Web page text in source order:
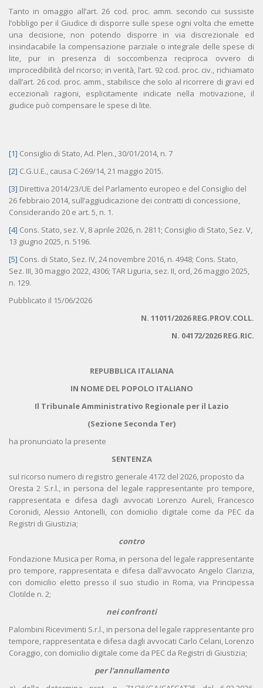
Tanto in omaggio all’art. 26 cod. proc. amm. secondo cui sussiste
l’obbligo per il Giudice di disporre sulle spese ogni volta che emette
una decisione, non potendo disporre in via discrezionale ed
insindacabile la compensazione parziale o integrale delle spese di
lite, pur in presenza di soccombenza reciproca ovvero di
improcedibilità del ricorso; in verità, l’art. 92 cod. proc. civ., richiamato
dall’art. 26 cod. proc. amm., stabilisce che solo al ricorrere di gravi ed
eccezionali ragioni, esplicitamente indicate nella motivazione, il
giudice può compensare le spese di lite.
[1] Consiglio di Stato, Ad. Plen., 30/01/2014, n. 7
[2] C.G.U.E., causa C-269/14, 21 maggio 2015.
[3] Direttiva 2014/23/UE del Parlamento europeo e del Consiglio del
26 febbraio 2014, sull’aggiudicazione dei contratti di concessione,
Considerando 20 e art. 5, n. 1.
[4] Cons. Stato, sez. V, 8 aprile 2026, n. 2811; Consiglio di Stato, Sez. V,
13 giugno 2025, n. 5196.
[5] Cons. di Stato, Sez. IV, 24 novembre 2016, n. 4948; Cons. Stato,
Sez. III, 30 maggio 2022, 4306; TAR Liguria, sez. II, ord, 26 maggio 2025,
n. 129.
Pubblicato il 15/06/2026
N. 11011/2026 REG.PROV.COLL.
N. 04172/2026 REG.RIC.
REPUBBLICA ITALIANA
IN NOME DEL POPOLO ITALIANO
Il Tribunale Amministrativo Regionale per il Lazio
(Sezione Seconda Ter)
ha pronunciato la presente
SENTENZA
sul ricorso numero di registro generale 4172 del 2026, proposto da
Oresta 2 S.r.l., in persona del legale rappresentante pro tempore,
rappresentata e difesa dagli avvocati Lorenzo Aureli, Francesco
Coronidi, Alessio Antonelli, con domicilio digitale come da PEC da
Registri di Giustizia;
contro
Fondazione Musica per Roma, in persona del legale rappresentante
pro tempore, rappresentata e difesa dall'avvocato Angelo Clarizia,
con domicilio eletto presso il suo studio in Roma, via Principessa
Clotilde n. 2;
nei confronti
Palombini Ricevimenti S.r.l., in persona del legale rappresentante pro
tempore, rappresentata e difesa dagli avvocati Carlo Celani, Lorenzo
Coraggio, con domicilio digitale come da PEC da Registri di Giustizia;
per l'annullamento